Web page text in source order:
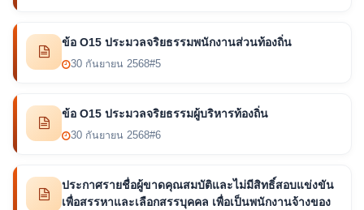
ข้อ O15 ประมวลจริยธรรมพนักงานส่วนท้องถิ่น
30 กันยายน 2568#5
ข้อ O15 ประมวลจริยธรรมผู้บริหารท้องถิ่น
30 กันยายน 2568#6
ประกาศรายชื่อผู้ขาดคุณสมบัติและไม่มีสิทธิ์สอบแข่งขัน
เพื่อสรรหาและเลือกสรรบุคคล เพื่อเป็นพนักงานจ้างของ